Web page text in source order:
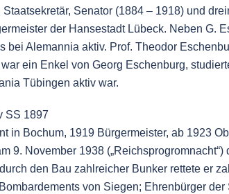
Senator (1884 – 1918) und
der Hansestadt Lübeck. Neben G.
bei Alemannia aktiv. Prof. Theodor
ein Enkel von Georg Eschenburg,
Tübingen aktiv war.
SS 1897
in Bochum, 1919 Bürgermeister, ab 1923
9. November 1938 („Reichsprogromnacht“)
den Bau zahlreicher Bunker rettete er
von Siegen; Ehrenbürger der